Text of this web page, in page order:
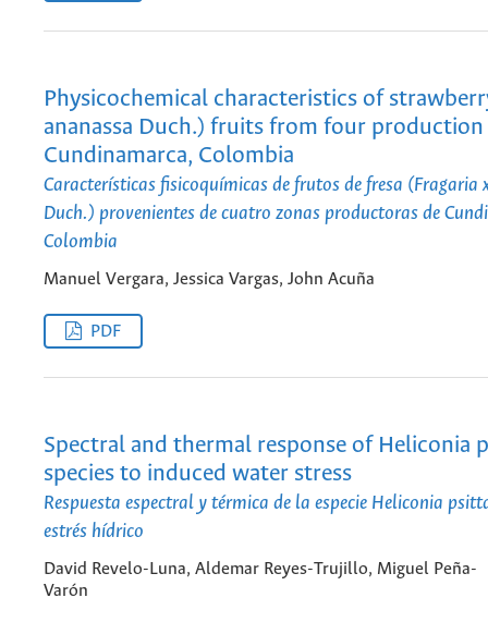
Physicochemical characteristics of
ananassa Duch.) fruits from four production
Cundinamarca, Colombia
Características fisicoquímicas de frutos de fresa (Fragaria
Duch.) provenientes de cuatro zonas productoras de
Colombia
Manuel Vergara, Jessica Vargas, John Acuña
PDF
Spectral and thermal response of Heliconia
species to induced water stress
Respuesta espectral y térmica de la especie Heliconia
estrés hídrico
David Revelo-Luna, Aldemar Reyes-Trujillo, Miguel Peña-
Varón